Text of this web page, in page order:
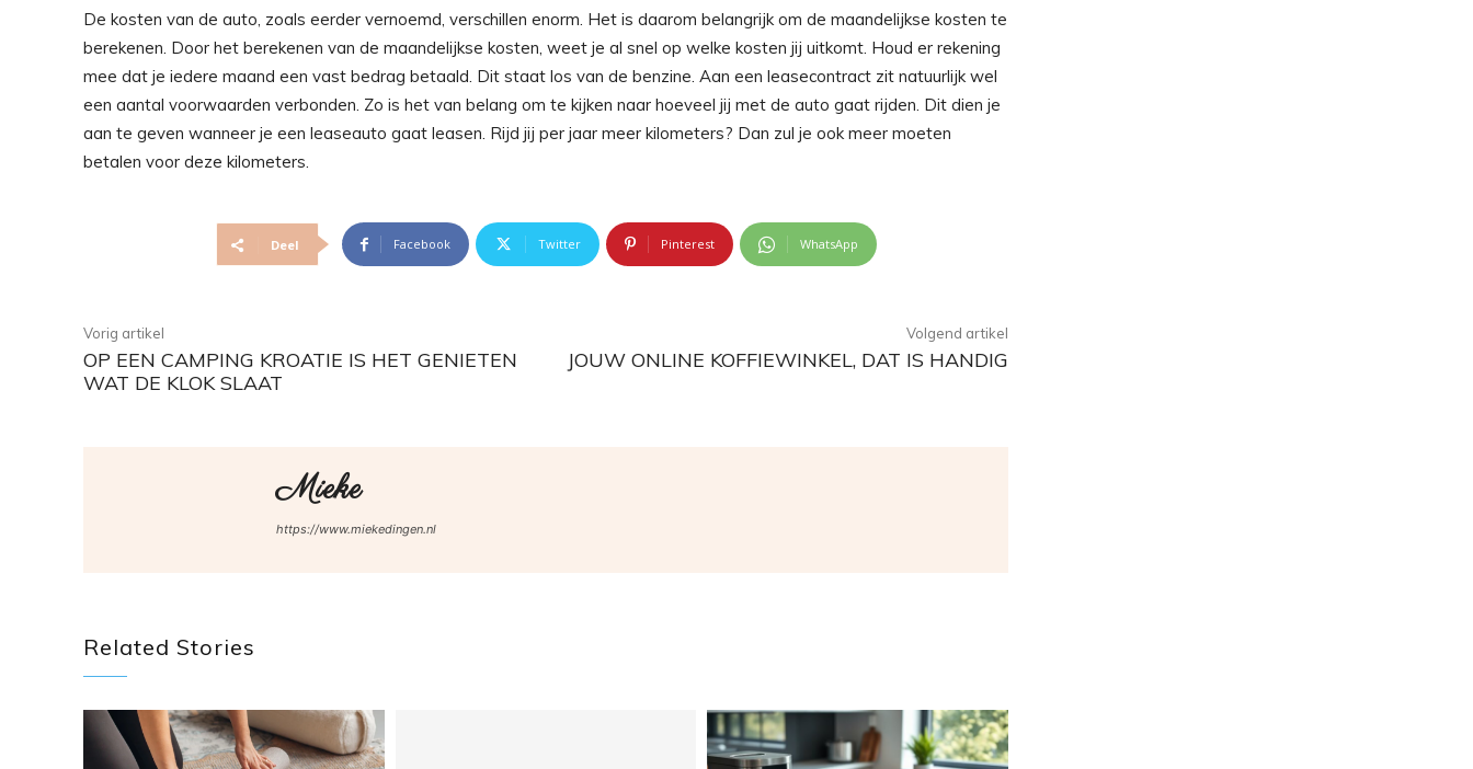
De kosten van de auto, zoals eerder vernoemd, verschillen enorm. Het is daarom belangrijk om de maandelijkse kosten te
berekenen. Door het berekenen van de maandelijkse kosten, weet je al snel op welke kosten jij uitkomt. Houd er rekening
mee dat je iedere maand een vast bedrag betaald. Dit staat los van de benzine. Aan een leasecontract zit natuurlijk wel
een aantal voorwaarden verbonden. Zo is het van belang om te kijken naar hoeveel jij met de auto gaat rijden. Dit dien je
aan te geven wanneer je een leaseauto gaat leasen. Rijd jij per jaar meer kilometers? Dan zul je ook meer moeten
betalen voor deze kilometers.
Deel Facebook Twitter Pinterest WhatsApp
Vorig artikel
OP EEN CAMPING KROATIE IS HET GENIETEN
WAT DE KLOK SLAAT
Volgend artikel
JOUW ONLINE KOFFIEWINKEL, DAT IS HANDIG
Mieke
https://www.miekedingen.nl
Related Stories